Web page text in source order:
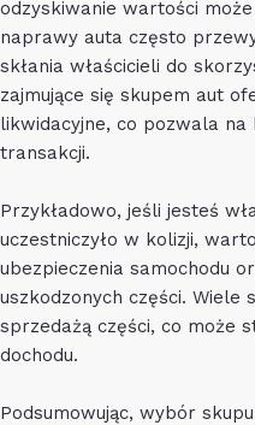
odzyskiwanie wartości
naprawy auta często
skłania właścicieli do
zajmujące się skupem aut
likwidacyjne, co pozwala
transakcji.
Przykładowo, jeśli jesteś
uczestniczyło w kolizji,
ubezpieczenia samochodu
uszkodzonych części. Wiele
sprzedażą części, co może
dochodu.
Podsumowując, wybór